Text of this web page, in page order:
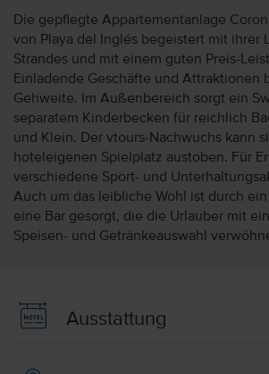
Die gepflegte Appartementanlage
von Playa del Inglés begeistert mit ihrer
Strandes und mit einem guten Preis-
Einladende Geschäfte und Attraktionen
Gehweite. Im Außenbereich sorgt ein
separatem Kinderbecken für reichlich
und Klein. Der vtours-Nachwuchs kann
hoteleigenen Spielplatz austoben. Für
verschiedene Sport- und
Auch um das leibliche Wohl ist durch ein
eine Bar gesorgt, die die Urlauber mit
Speisen- und Getränkeauswahl
Ausstattung